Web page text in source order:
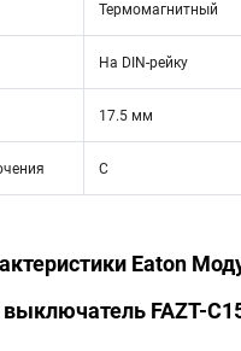
Термомагнитный
На DIN-рейку
17.5 мм
C
Eaton
FAZT-